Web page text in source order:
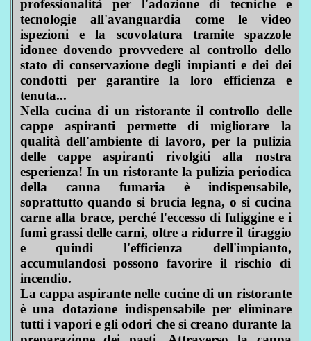
professionalità per l'adozione di tecniche e
tecnologie all'avanguardia come le video
ispezioni e la scovolatura tramite spazzole
idonee dovendo provvedere al controllo dello
stato di conservazione degli impianti e dei dei
condotti per garantire la loro efficienza e
tenuta...
Nella cucina di un ristorante il controllo delle
cappe aspiranti permette di migliorare la
qualità dell'ambiente di lavoro, per la pulizia
delle cappe aspiranti rivolgiti alla nostra
esperienza! In un ristorante la pulizia periodica
della canna fumaria è indispensabile,
soprattutto quando si brucia legna, o si cucina
carne alla brace, perché l'eccesso di fuliggine e i
fumi grassi delle carni, oltre a ridurre il tiraggio
e quindi l'efficienza dell'impianto,
accumulandosi possono favorire il rischio di
incendio.
La cappa aspirante nelle cucine di un ristorante
è una dotazione indispensabile per eliminare
tutti i vapori e gli odori che si creano durante la